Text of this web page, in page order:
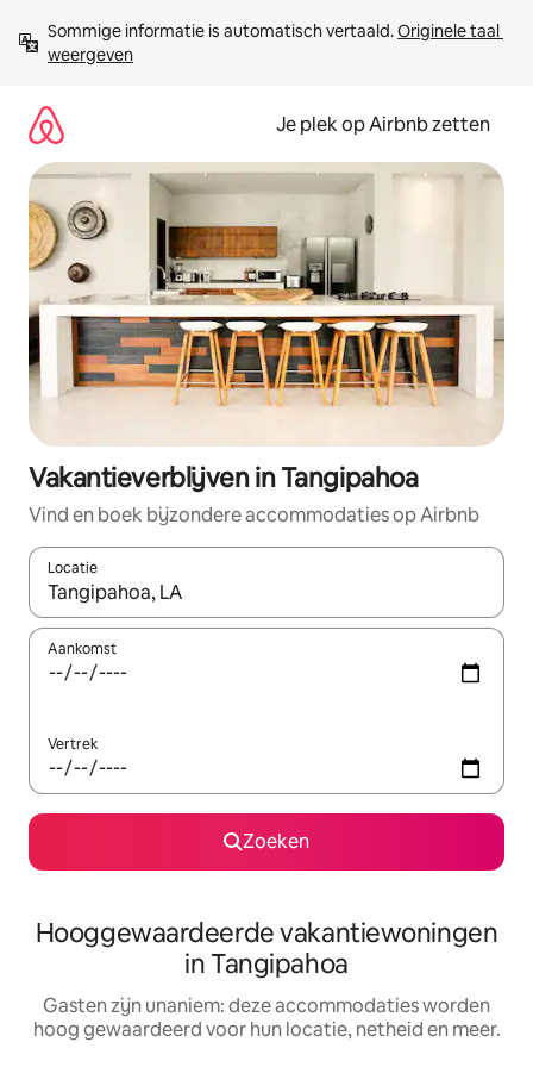
direct
naar
Sommige informatie is automatisch vertaald. Originele taal
weergeven
Je plek op Airbnb zetten
Vakantieverblijven in Tangipahoa
Vind en boek bijzondere accommodaties op Airbnb
Locatie
Wanneer er resultaten beschikbaar zijn, maak je een keuze
Aankomst
Vertrek
Zoeken
Hooggewaardeerde vakantiewoningen
in Tangipahoa
Gasten zijn unaniem: deze accommodaties worden
hoog gewaardeerd voor hun locatie, netheid en meer.